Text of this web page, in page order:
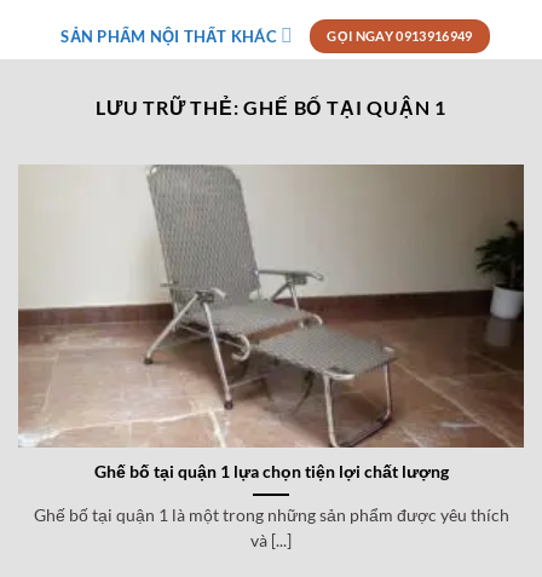
SẢN PHẨM NỘI THẤT KHÁC GỌI NGAY 0913916949
LƯU TRỮ THẺ:GHẾ BỐ TẠI QUẬN 1
Ghế bố tại quận 1 lựa chọn tiện lợi chất lượng
Ghế bố tại quận 1 là một trong những sản phẩm được yêu thích
và [...]